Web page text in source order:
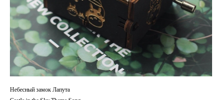
Небесный замок Лапута